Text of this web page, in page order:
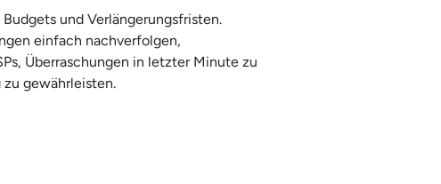
und Verlängerungsfristen.
einfach nachverfolgen,
Überraschungen in letzter Minute zu
gewährleisten.